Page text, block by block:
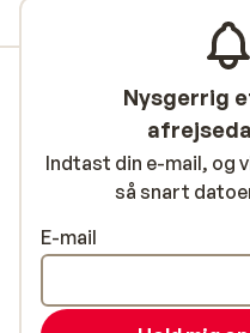
Nysgerrig
Indtast din e-mail, og
så snart
E-mail